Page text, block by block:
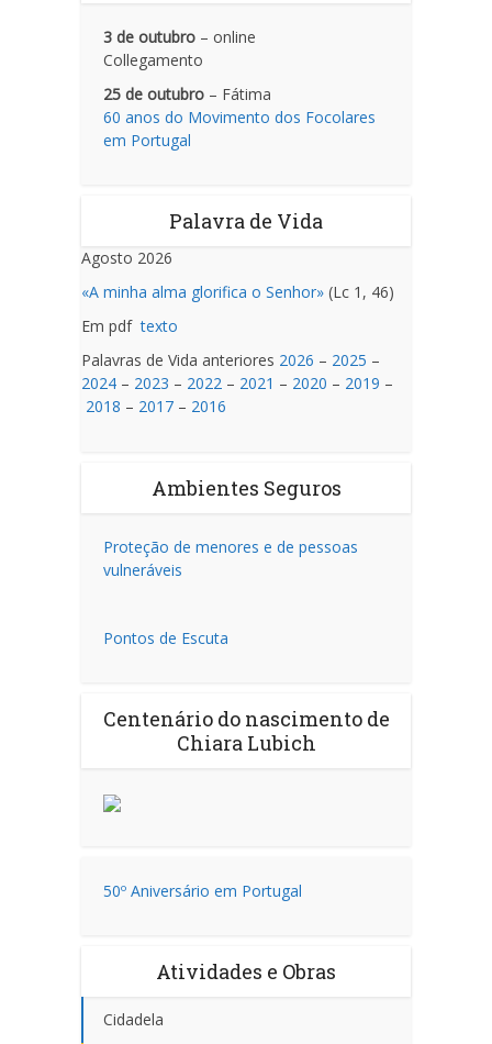
3 de outubro – online
Collegamento
25 de outubro – Fátima
60 anos do Movimento dos Focolares
em Portugal
Palavra de Vida
Agosto 2026
«A minha alma glorifica o Senhor» (Lc 1, 46)
Em pdftexto
Palavras de Vida anteriores 2026 – 2025 –
2024 – 2023 – 2022 – 2021 – 2020 – 2019 –
2018 – 2017 – 2016
Ambientes Seguros
Proteção de menores e de pessoas
vulneráveis
Pontos de Escuta
Centenário do nascimento de
Chiara Lubich
50º Aniversário em Portugal
Atividades e Obras
Cidadela